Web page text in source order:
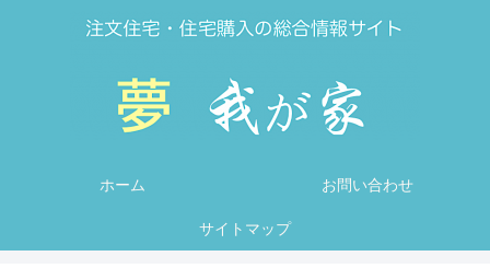
ホーム お問い合わせ
サイトマップ